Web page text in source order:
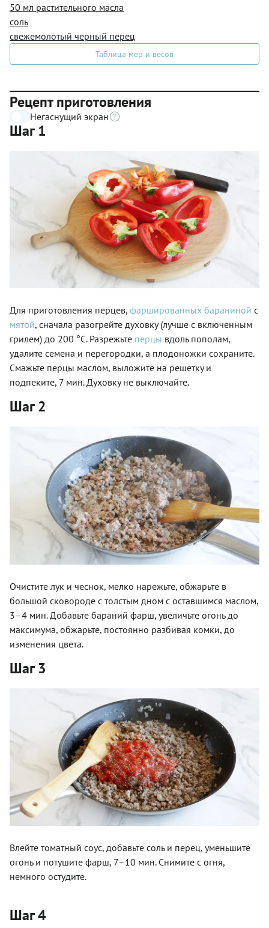
50 мл растительного масла
соль
свежемолотый черный перец
Таблица мер и весов
Рецепт приготовления
Негаснущий экран
Шаг 1
Для приготовления перцев, фаршированных бараниной с
мятой, сначала разогрейте духовку (лучше с включенным
грилем) до 200 °С. Разрежьте перцы вдоль пополам,
удалите семена и перегородки, а плодоножки сохраните.
Смажьте перцы маслом, выложите на решетку и
подпеките, 7 мин. Духовку не выключайте.
Шаг 2
Очистите лук и чеснок, мелко нарежьте, обжарьте в
большой сковороде с толстым дном с оставшимся маслом,
3–4 мин. Добавьте бараний фарш, увеличьте огонь до
максимума, обжарьте, постоянно разбивая комки, до
изменения цвета.
Шаг 3
Влейте томатный соус, добавьте соль и перец, уменьшите
огонь и потушите фарш, 7–10 мин. Снимите с огня,
немного остудите.
Шаг 4